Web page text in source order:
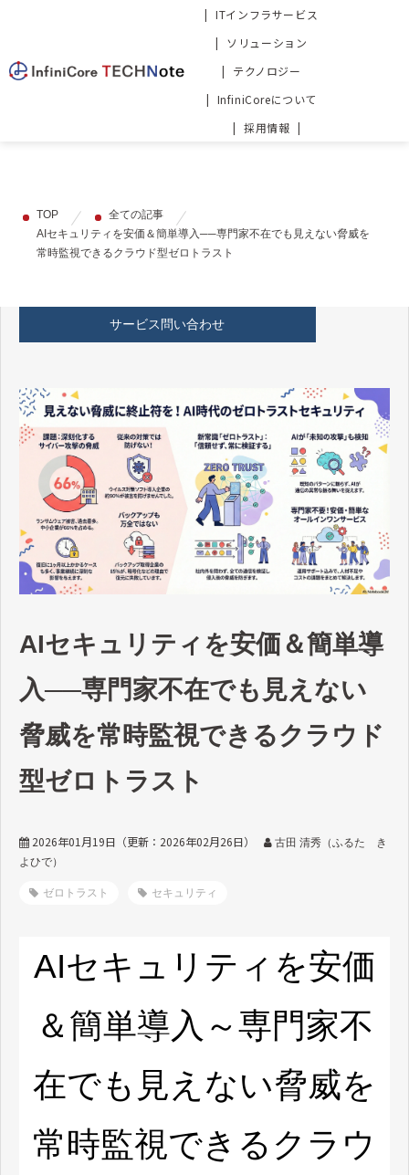
ITインフラサービス
ソリューション
テクノロジー
InfiniCoreについて
採用情報
TOP
全ての記事
AIセキュリティを安価＆簡単導入──専門家不在でも見えない脅威を
常時監視できるクラウド型ゼロトラスト
サービス問い合わせ
AIセキュリティを安価＆簡単導
入──専門家不在でも見えない
脅威を常時監視できるクラウド
型ゼロトラスト
2026年01月19日 （更新： 2026年02月26日）
古田 清秀（ふるた き
よひで）
ゼロトラスト セキュリティ
AIセキュリティを安価
＆簡単導入～専門家不
在でも見えない脅威を
常時監視できるクラウ